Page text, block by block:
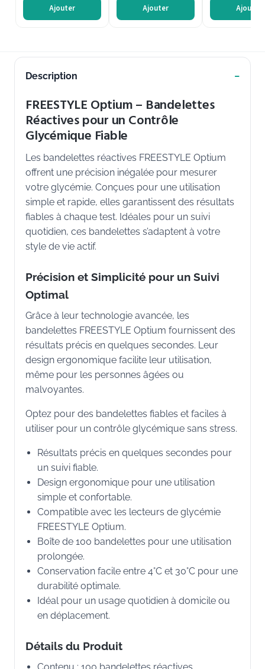
Ajouter Ajouter Ajouter
Description
FREESTYLE Optium – Bandelettes
Réactives pour un Contrôle
Glycémique Fiable
Les bandelettes réactives FREESTYLE Optium
offrent une précision inégalée pour mesurer
votre glycémie. Conçues pour une utilisation
simple et rapide, elles garantissent des résultats
fiables à chaque test. Idéales pour un suivi
quotidien, ces bandelettes s’adaptent à votre
style de vie actif.
Précision et Simplicité pour un Suivi
Optimal
Grâce à leur technologie avancée, les
bandelettes FREESTYLE Optium fournissent des
résultats précis en quelques secondes. Leur
design ergonomique facilite leur utilisation,
même pour les personnes âgées ou
malvoyantes.
Optez pour des bandelettes fiables et faciles à
utiliser pour un contrôle glycémique sans stress.
Résultats précis en quelques secondes pour
un suivi fiable.
Design ergonomique pour une utilisation
simple et confortable.
Compatible avec les lecteurs de glycémie
FREESTYLE Optium.
Boîte de 100 bandelettes pour une utilisation
prolongée.
Conservation facile entre 4°C et 30°C pour une
durabilité optimale.
Idéal pour un usage quotidien à domicile ou
en déplacement.
Détails du Produit